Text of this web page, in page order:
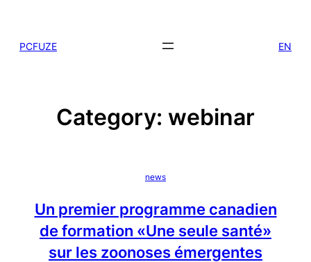
content
PCFUZE EN
Category: webinar
news
Un premier programme canadien
de formation «Une seule santé»
sur les zoonoses émergentes